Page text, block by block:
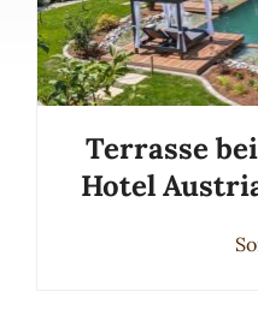
Terrasse
Hotel